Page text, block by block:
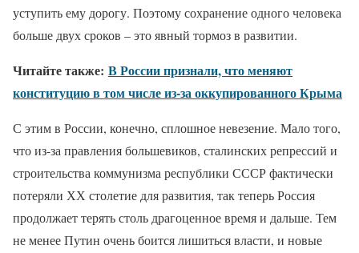
уступить ему дорогу. Поэтому сохранение одного человека
больше двух сроков – это явный тормоз в развитии.
Читайте также: В России признали, что меняют
конституцию в том числе из-за оккупированного Крыма
С этим в России, конечно, сплошное невезение. Мало того,
что из-за правления большевиков, сталинских репрессий и
строительства коммунизма республики СССР фактически
потеряли ХХ столетие для развития, так теперь Россия
продолжает терять столь драгоценное время и дальше. Тем
не менее Путин очень боится лишиться власти, и новые